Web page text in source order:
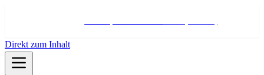
Direkt zum Inhalt